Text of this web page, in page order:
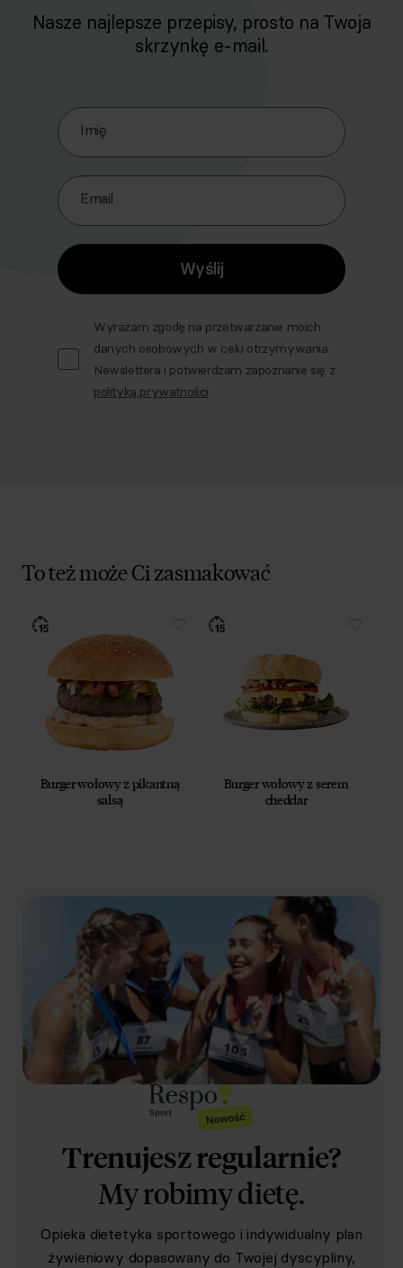
Nasze najlepsze przepisy, prosto na Twoja
skrzynkę e-mail.
Zapisz się do naszego Newslettera
Imię
Email
Wyślij
Wyrażam zgodę na przetwarzanie moich
danych osobowych w celu otrzymywania
Newslettera i potwierdzam zapoznanie się z
polityką prywatności.
To też może Ci zasmakować
Burger wołowy z pikantną
salsą
Burger wołowy z serem
cheddar
Trenujesz regularnie?
My robimy dietę.
Opieka dietetyka sportowego i indywidualny plan
żywieniowy dopasowany do Twojej dyscypliny,